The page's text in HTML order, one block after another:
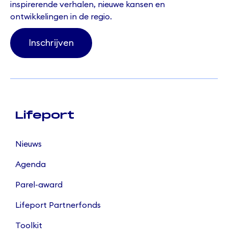
inspirerende verhalen, nieuwe kansen en
ontwikkelingen in de regio.
Inschrijven
Lifeport
Nieuws
Agenda
Parel-award
Lifeport Partnerfonds
Toolkit